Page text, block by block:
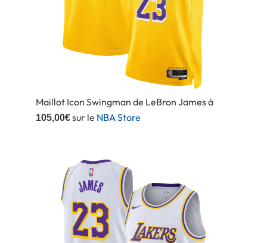
Maillot Icon Swingman de LeBron James à
105,00€sur le NBA Store